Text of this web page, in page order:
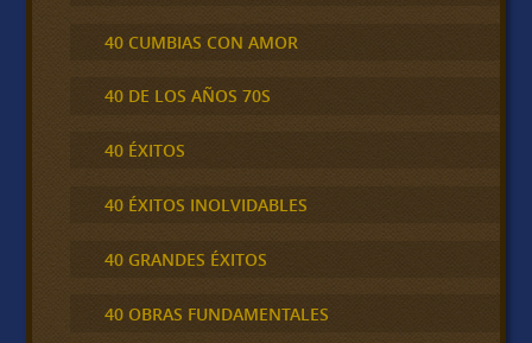
40 CUMBIAS CON AMOR
40 DE LOS AÑOS 70S
40 ÉXITOS
40 ÉXITOS INOLVIDABLES
40 GRANDES ÉXITOS
40 OBRAS FUNDAMENTALES